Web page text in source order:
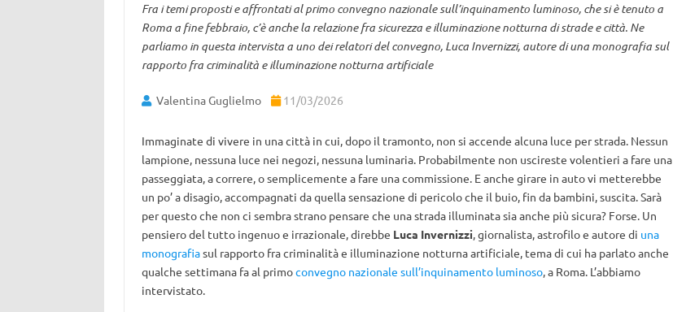
Fra i temi proposti e affrontati al primo convegno nazionale sull’inquinamento luminoso, che si è tenuto a
Roma a fine febbraio, c’è anche la relazione fra sicurezza e illuminazione notturna di strade e città. Ne
parliamo in questa intervista a uno dei relatori del convegno, Luca Invernizzi, autore di una monografia sul
rapporto fra criminalità e illuminazione notturna artificiale
Valentina Guglielmo 11/03/2026
Immaginate di vivere in una città in cui, dopo il tramonto, non si accende alcuna luce per strada. Nessun
lampione, nessuna luce nei negozi, nessuna luminaria. Probabilmente non uscireste volentieri a fare una
passeggiata, a correre, o semplicemente a fare una commissione. E anche girare in auto vi metterebbe
un po’ a disagio, accompagnati da quella sensazione di pericolo che il buio, fin da bambini, suscita. Sarà
per questo che non ci sembra strano pensare che una strada illuminata sia anche più sicura? Forse. Un
pensiero del tutto ingenuo e irrazionale, direbbe Luca Invernizzi, giornalista, astrofilo e autore di una
monografiasul rapporto fra criminalità e illuminazione notturna artificiale, tema di cui ha parlato anche
qualche settimana fa al primoconvegno nazionale sull’inquinamento luminoso, a Roma. L’abbiamo
intervistato.